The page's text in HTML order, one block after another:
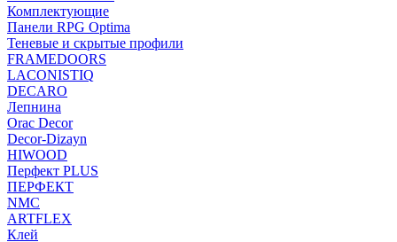
Комплектующие
Панели RPG Optima
Теневые и скрытые профили
FRAMEDOORS
LACONISTIQ
DECARO
Лепнина
Orac Decor
Decor-Dizayn
HIWOOD
Перфект PLUS
ПЕРФЕКТ
NMC
ARTFLEX
Клей